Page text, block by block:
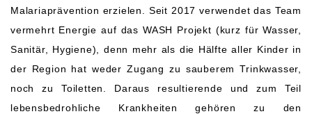
Malariaprävention erzielen. Seit 2017 verwendet das Team
vermehrt Energie auf das WASH Projekt (kurz für Wasser,
Sanitär, Hygiene), denn mehr als die Hälfte aller Kinder in
der Region hat weder Zugang zu sauberem Trinkwasser,
noch zu Toiletten. Daraus resultierende und zum Teil
lebensbedrohliche Krankheiten gehören zu den